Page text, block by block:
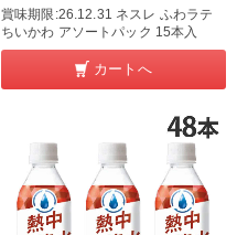
賞味期限:26.12.31 ネスレ ふわラテ
ちいかわ アソートパック 15本入
カートへ